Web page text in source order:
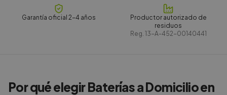
Garantía oficial 2-4 años
Productor autorizado de
residuos
Reg. 13-A-452-00140441
Por qué elegir Baterías a Domicilio en